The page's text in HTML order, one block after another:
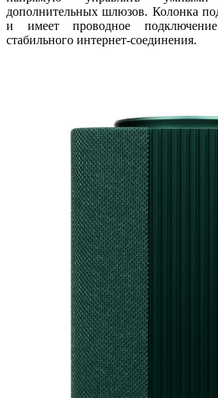
дополнительных шлюзов. Колонка
и имеет проводное
стабильного интернет-соединения.